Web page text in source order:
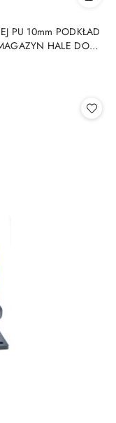
PU 10mm PODKŁAD
HALE DO